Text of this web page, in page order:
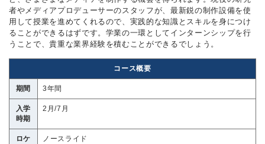
者やメディアプロデューサーのスタッフが、最新鋭の制作設備を使
用して授業を進めてくれるので、実践的な知識とスキルを身につけ
ることができるはずです。学業の一環としてインターンシップを行
うことで、貴重な業界経験を積むことができるでしょう。
コース概要
期間 3年間
入学
時期
2月/7月
ロケ
ノースライド